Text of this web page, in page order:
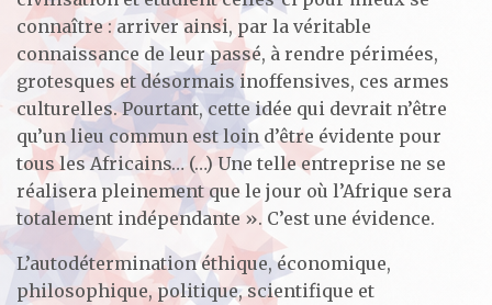
connaître : arriver ainsi, par la véritable
connaissance de leur passé, à rendre périmées,
grotesques et désormais inoffensives, ces armes
culturelles. Pourtant, cette idée qui devrait n’être
qu’un lieu commun est loin d’être évidente pour
tous les Africains… (…) Une telle entreprise ne se
réalisera pleinement que le jour où l’Afrique sera
totalement indépendante ». C’est une évidence.
L’autodétermination éthique, économique,
philosophique, politique, scientifique et